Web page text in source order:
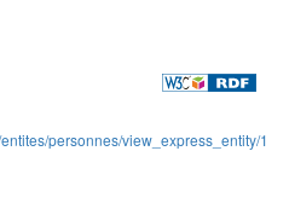
personnes/view_express_entity/1